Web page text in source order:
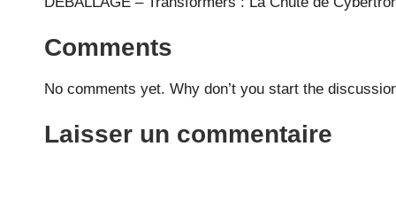
Comments
No comments yet. Why don’t you start the
Laisser un commentaire